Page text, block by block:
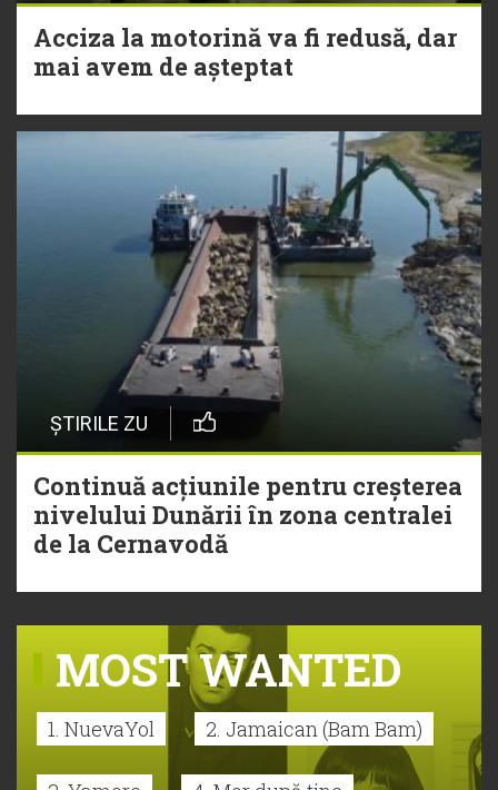
Acciza la motorină va fi redusă, dar
mai avem de așteptat
ȘTIRILE ZU
Continuă acțiunile pentru creșterea
nivelului Dunării în zona centralei
de la Cernavodă
MOST WANTED
1. NuevaYol 2. Jamaican (Bam Bam)